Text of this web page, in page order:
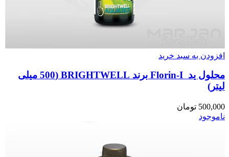
افزودن به سبد خرید
محلول ید Florin-I برند BRIGHTWELL (500 میلی
لیتر)
500,000 تومان
ناموجود